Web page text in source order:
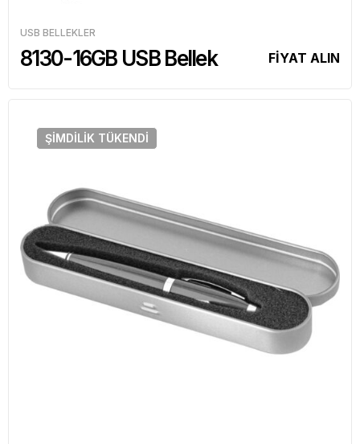
USB BELLEKLER
8130-16GB USB Bellek FİYAT ALIN
ŞIMDILIK TÜKENDI